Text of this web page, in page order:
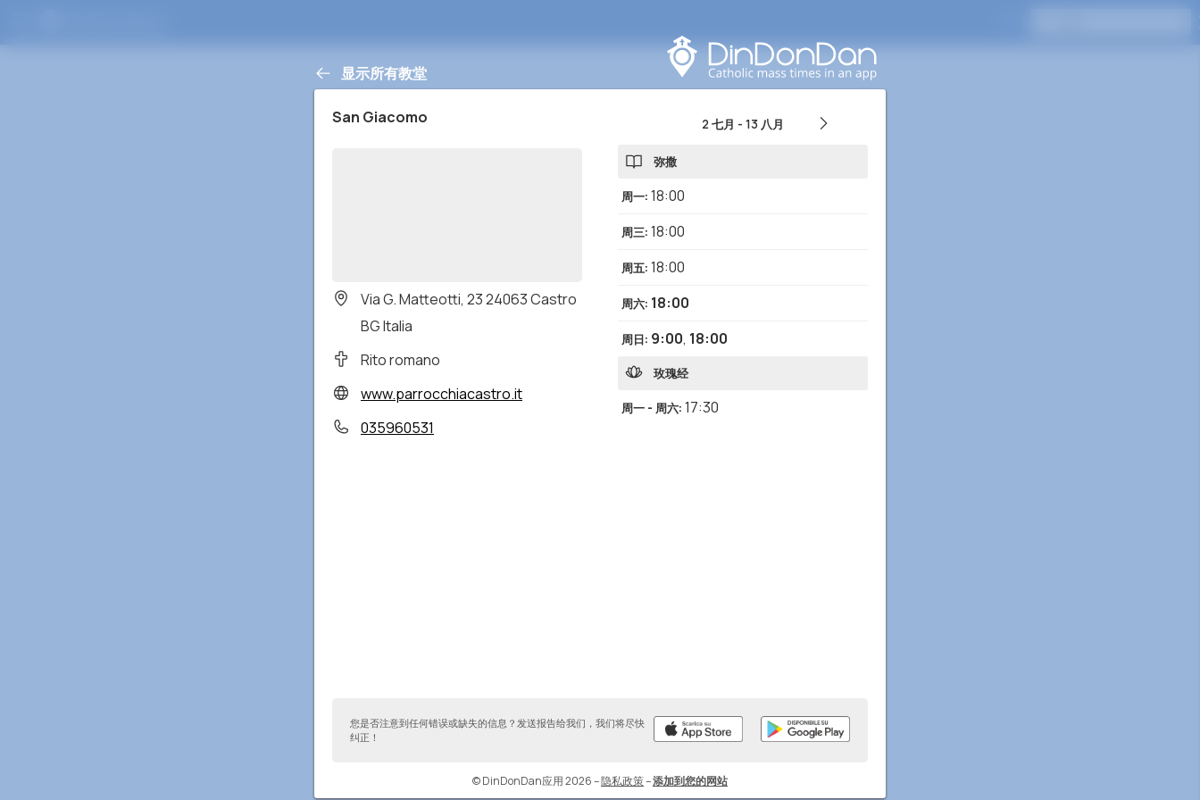
显示所有教堂
San Giacomo
Via G. Matteotti, 23 24063 Castro
BG Italia
Rito romano
www.parrocchiacastro.it
035960531
2 七月 - 13 八月
弥撒
周一: 18:00
周三: 18:00
周五: 18:00
周六: 18:00
周日: 9:00, 18:00
玫瑰经
周一 - 周六: 17:30
您是否注意到任何错误或缺失的信息？发送报告给我们，我们将尽快
纠正！
© DinDonDan应用 2026–隐私政策–添加到您的网站